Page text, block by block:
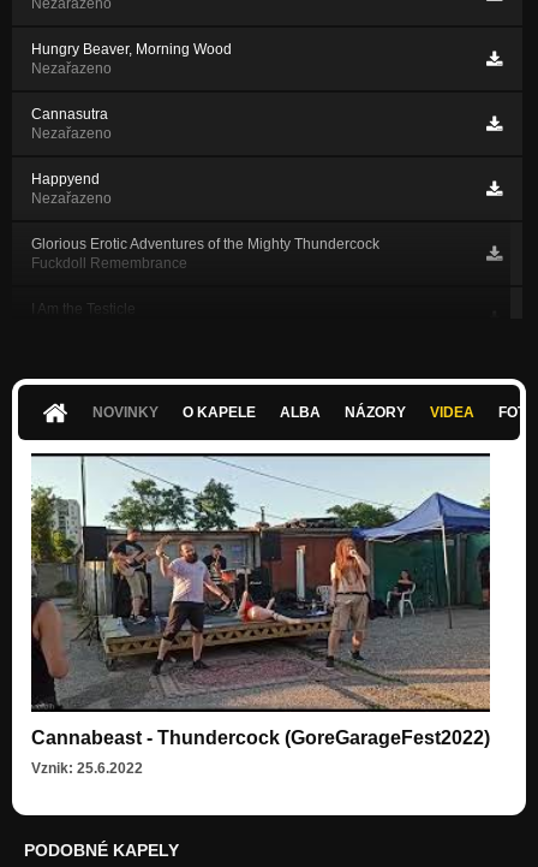
Nezařazeno
Hungry Beaver, Morning Wood
Nezařazeno
Cannasutra
Nezařazeno
Happyend
Nezařazeno
Glorious Erotic Adventures of the Mighty Thundercock
Fuckdoll Remembrance
I Am the Testicle
When a Priest Fucks a Pederast Is Born
Fuckdoll Remembrance
Nipples
Nezařazeno
Black Hole
Nezařazeno
NOVINKY O KAPELE ALBA NÁZORY VIDEA
Cannabeast - Thundercock (GoreGarageFest2022)
Vznik: 25.6.2022
PODOBNÉ KAPELY